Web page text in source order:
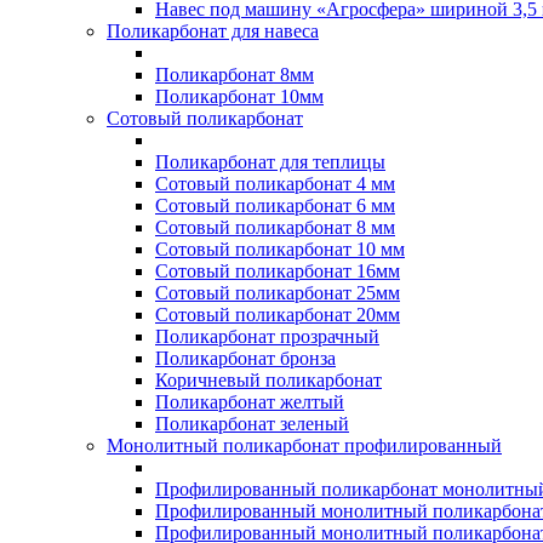
Навес под машину «Агросфера» шириной 3,5
Поликарбонат для навеса
Поликарбонат 8мм
Поликарбонат 10мм
Сотовый поликарбонат
Поликарбонат для теплицы
Сотовый поликарбонат 4 мм
Сотовый поликарбонат 6 мм
Сотовый поликарбонат 8 мм
Сотовый поликарбонат 10 мм
Сотовый поликарбонат 16мм
Сотовый поликарбонат 25мм
Сотовый поликарбонат 20мм
Поликарбонат прозрачный
Поликарбонат бронза
Коричневый поликарбонат
Поликарбонат желтый
Поликарбонат зеленый
Монолитный поликарбонат профилированный
Профилированный поликарбонат
Профилированный монолитный
Профилированный монолитный